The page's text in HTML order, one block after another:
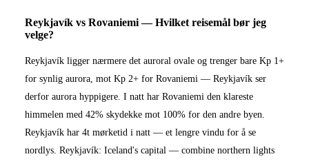
Reykjavík vs Rovaniemi—Hvilket reisemål bør jeg
velge?
Reykjavík ligger nærmere det auroral ovale og trenger bare Kp 1+
for synlig aurora, mot Kp 2+ for Rovaniemi — Reykjavík ser
derfor aurora hyppigere. I natt har Rovaniemi den klareste
himmelen med 42% skydekke mot 100% for den andre byen.
Reykjavík har 4t mørketid i natt — et lengre vindu for å se
nordlys. Reykjavík: Iceland's capital — combine northern lights